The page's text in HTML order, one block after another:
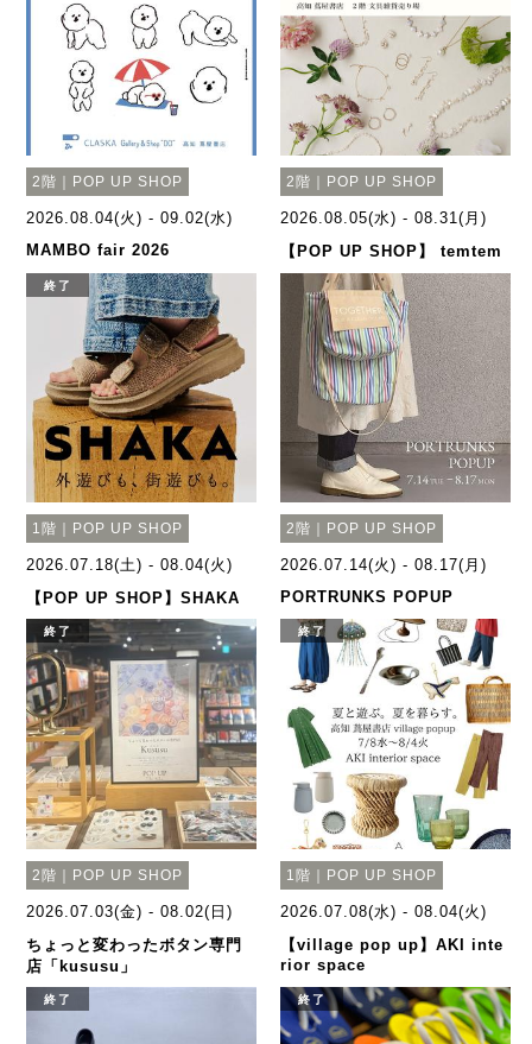
2階｜POP UP SHOP
2026.08.04(火) - 09.02(水)
МАМВО fair 2026
2階｜POP UP SHOP
2026.08.05(水) - 08.31(月)
【POP UP SHOP】 temtem
終了
1階｜POP UP SHOP
2026.07.18(土) - 08.04(火)
【POP UP SHOP】SHAKA
2階｜POP UP SHOP
2026.07.14(火) - 08.17(月)
PORTRUNKS POPUP
終了
2階｜POP UP SHOP
2026.07.03(金) - 08.02(日)
ちょっと変わったボタン専門
店「kususu」
終了
1階｜POP UP SHOP
2026.07.08(水) - 08.04(火)
【village pop up】AKI inte
rior space
終了 終了